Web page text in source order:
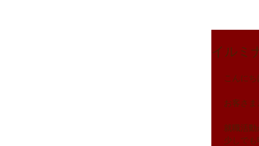
イルミ
こんに
お客さま
就職活
少しで